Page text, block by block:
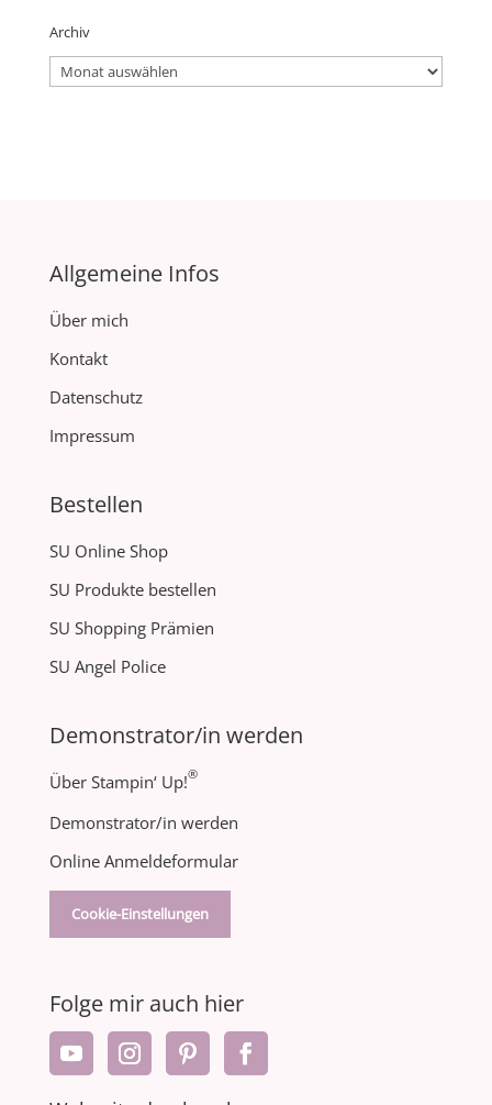
Archiv
Archiv
Allgemeine Infos
Über mich
Kontakt
Datenschutz
Impressum
Bestellen
SU Online Shop
SU Produkte bestellen
SU Shopping Prämien
SU Angel Police
Demonstrator/in werden
Über Stampin‘ Up!®
Demonstrator/in werden
Online Anmeldeformular
Cookie-Einstellungen
Folge mir auch hier